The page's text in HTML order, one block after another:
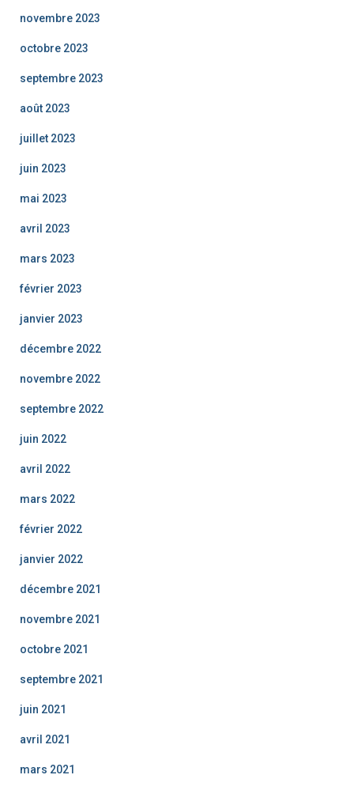
novembre 2023
octobre 2023
septembre 2023
août 2023
juillet 2023
juin 2023
mai 2023
avril 2023
mars 2023
février 2023
janvier 2023
décembre 2022
novembre 2022
septembre 2022
juin 2022
avril 2022
mars 2022
février 2022
janvier 2022
décembre 2021
novembre 2021
octobre 2021
septembre 2021
juin 2021
avril 2021
mars 2021